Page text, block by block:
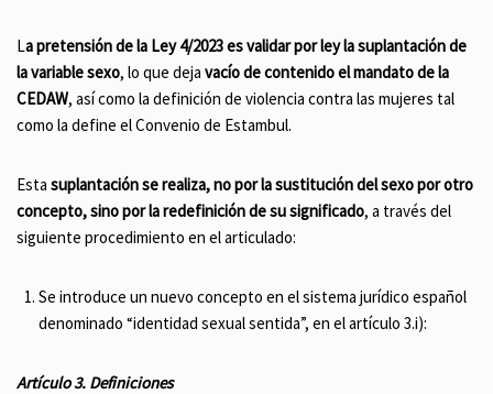
La pretensión de la Ley 4/2023 esvalidar por ley la suplantación de
la variable sexo, lo que deja vacío de contenido el mandato de la
CEDAW, así como la definición de violencia contra las mujeres tal
como la define el Convenio de Estambul.
Esta suplantación se realiza, no por la sustitución del sexo por otro
concepto, sino por la redefinición de su significado, a través del
siguiente procedimiento en el articulado:
Se introduce un nuevo concepto en el sistema jurídico español
denominado “identidad sexual sentida”, en el artículo 3.i):
Artículo 3. Definiciones